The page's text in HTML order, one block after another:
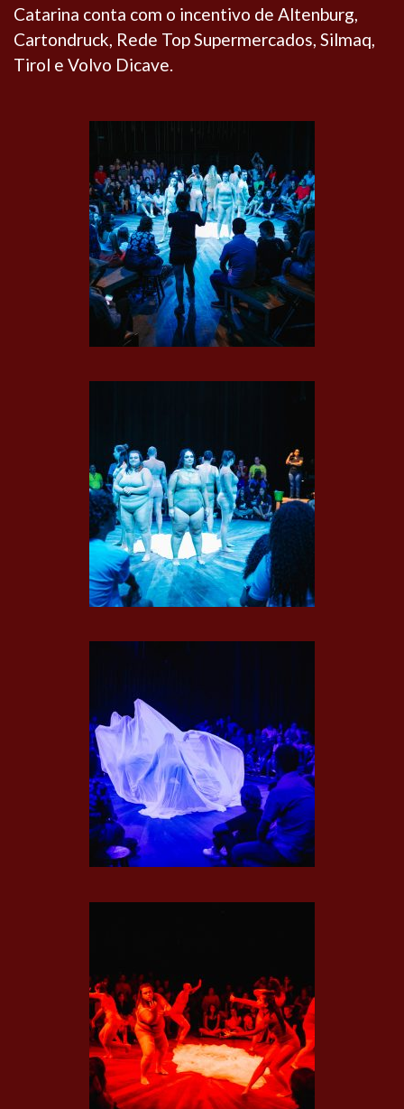
Catarina conta com o incentivo de Altenburg,
Cartondruck, Rede Top Supermercados, Silmaq,
Tirol e Volvo Dicave.